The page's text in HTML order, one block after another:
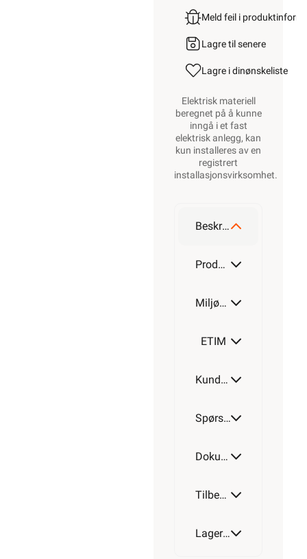
Meld feil i
Lagre til senere
Lagre i dinønskeliste
Elektrisk materiell
beregnet på å kunne
inngå i et fast
elektrisk anlegg, kan
kun installeres av en
registrert
installasjonsvirksomhet.
Beskrivelse
Produktdetaljer
Miljøparametere
ETIM
Kundeomtale
Spørsmål og svar
Dokumentasjon
Tilbehør
Lagerstatus